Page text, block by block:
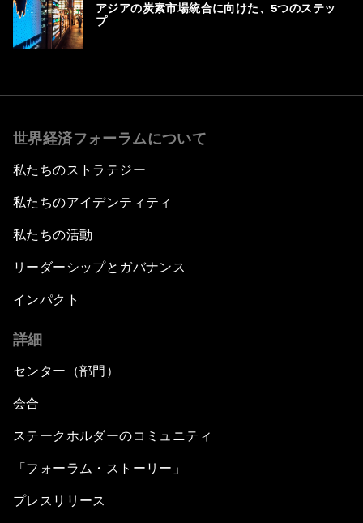
アジアの炭素市場統合に向けた、5つのステッ
プ
世界経済フォーラムについて
私たちのストラテジー
私たちのアイデンティティ
私たちの活動
リーダーシップとガバナンス
インパクト
詳細
センター（部門）
会合
ステークホルダーのコミュニティ
「フォーラム・ストーリー」
プレスリリース